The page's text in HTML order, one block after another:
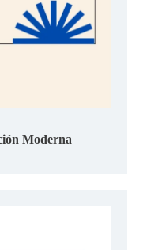
Moderna